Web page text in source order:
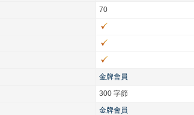
70
金牌會員
300 字節
金牌會員